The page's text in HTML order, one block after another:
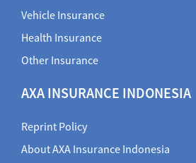
Vehicle Insurance
Health Insurance
Other Insurance
AXA INSURANCE INDONESIA
Reprint Policy
About AXA Insurance Indonesia